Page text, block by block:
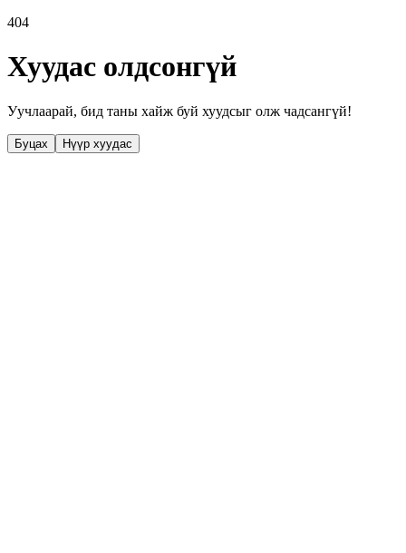
404
Хуудас олдсонгүй
Уучлаарай, бид таны хайж буй хуудсыг олж чадсангүй!
Буцах Нүүр хуудас